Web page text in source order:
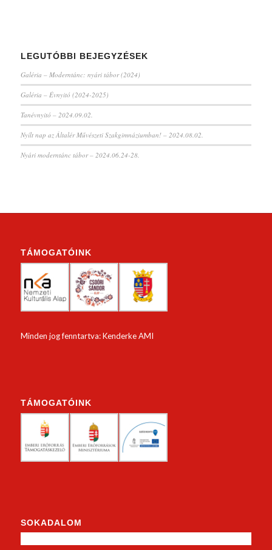
LEGUTÓBBI BEJEGYZÉSEK
Galéria – Moderntánc: nyári tábor (2024)
Galéria – Évnyitó (2024-2025)
Tanévnyitó – 2024.09.02.
Nyílt nap az Általér Művészeti Szakgimnáziumban! – 2024.08.02.
Nyári moderntánc tábor – 2024.06.24-28.
TÁMOGATÓINK
Minden jog fenntartva: Kenderke AMI
TÁMOGATÓINK
SOKADALOM